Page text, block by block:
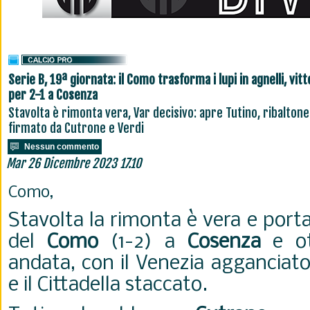
Serie B, 19ª giornata: il Como trasforma i lupi in agnelli,
per 2-1 a Cosenza
Stavolta è rimonta vera, Var decisivo: apre Tutino, ribaltone
firmato da Cutrone e Verdi
Nessun commento
Mar 26 Dicembre 2023 17.10
Como,
Stavolta la rimonta è vera e
del Como(1-2) a Cosenzae
andata, con il Venezia
e il Cittadella staccato.